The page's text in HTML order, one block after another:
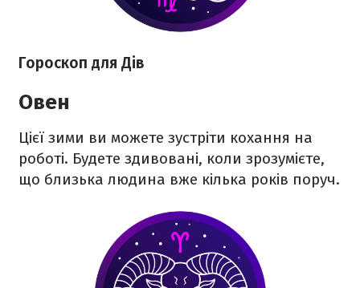
Гороскоп для Дів
Овен
Цієї зими ви можете зустріти кохання на
роботі. Будете здивовані, коли зрозумієте,
що близька людина вже кілька років поруч.